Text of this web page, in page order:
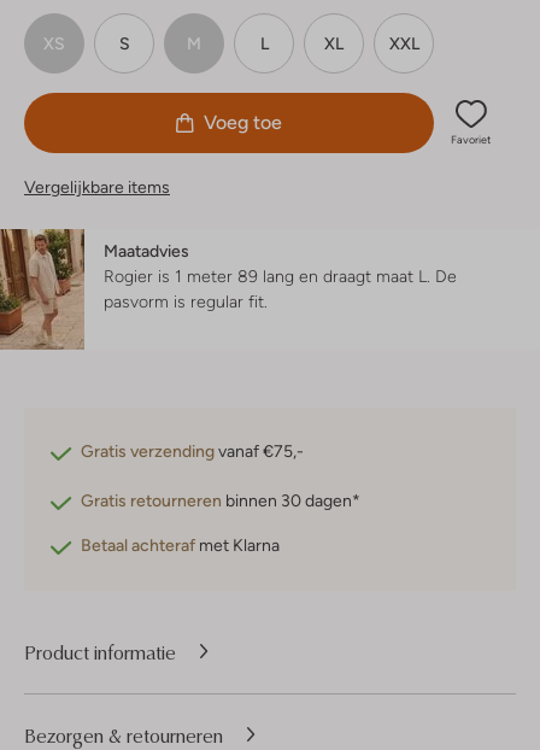
XS S M L XL XXL
Voeg toe
Favoriet
Vergelijkbare items
Maatadvies
Rogier is 1 meter 89 lang en draagt maat L. De
pasvorm is regular fit
Gratis verzendingvanaf €75,-
Gratis retourneren binnen 30 dagen*
Betaal achteraf met Klarna
Product informatie
Bezorgen & retourneren